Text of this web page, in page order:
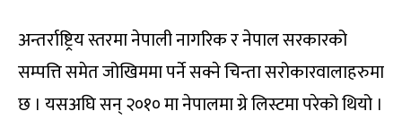
अन्तर्राष्ट्रिय स्तरमा नेपाली नागरिक र नेपाल सरकारको
सम्पत्ति समेत जोखिममा पर्ने सक्ने चिन्ता सरोकारवालाहरुमा
छ । यसअघि सन् २०१० मा नेपालमा ग्रे लिस्टमा परेको थियो ।